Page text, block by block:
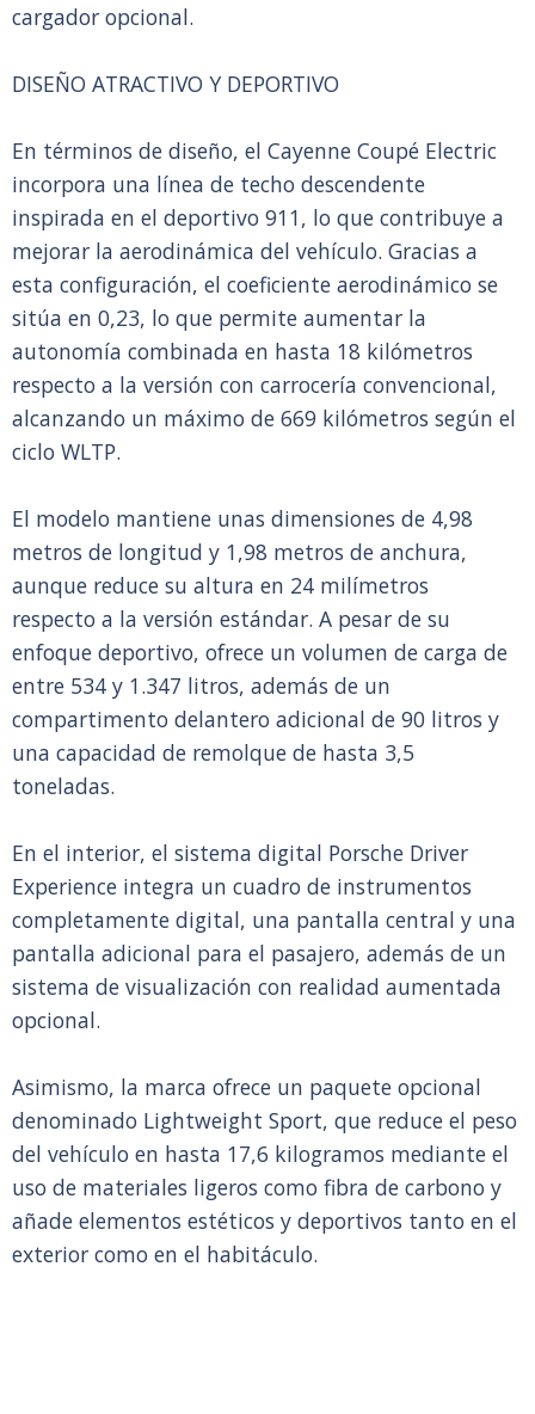
cargador opcional.
DISEÑO ATRACTIVO Y DEPORTIVO
En términos de diseño, el Cayenne Coupé Electric
incorpora una línea de techo descendente
inspirada en el deportivo 911, lo que contribuye a
mejorar la aerodinámica del vehículo. Gracias a
esta configuración, el coeficiente aerodinámico se
sitúa en 0,23, lo que permite aumentar la
autonomía combinada en hasta 18 kilómetros
respecto a la versión con carrocería convencional,
alcanzando un máximo de 669 kilómetros según el
ciclo WLTP.
El modelo mantiene unas dimensiones de 4,98
metros de longitud y 1,98 metros de anchura,
aunque reduce su altura en 24 milímetros
respecto a la versión estándar. A pesar de su
enfoque deportivo, ofrece un volumen de carga de
entre 534 y 1.347 litros, además de un
compartimento delantero adicional de 90 litros y
una capacidad de remolque de hasta 3,5
toneladas.
En el interior, el sistema digital Porsche Driver
Experience integra un cuadro de instrumentos
completamente digital, una pantalla central y una
pantalla adicional para el pasajero, además de un
sistema de visualización con realidad aumentada
opcional.
Asimismo, la marca ofrece un paquete opcional
denominado Lightweight Sport, que reduce el peso
del vehículo en hasta 17,6 kilogramos mediante el
uso de materiales ligeros como fibra de carbono y
añade elementos estéticos y deportivos tanto en el
exterior como en el habitáculo.